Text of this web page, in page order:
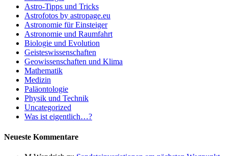
Astro-Tipps und Tricks
Astrofotos by astropage.eu
Astronomie für Einsteiger
Astronomie und Raumfahrt
Biologie und Evolution
Geisteswissenschaften
Geowissenschaften und Klima
Mathematik
Medizin
Paläontologie
Physik und Technik
Uncategorized
Was ist eigentlich…?
Neueste Kommentare